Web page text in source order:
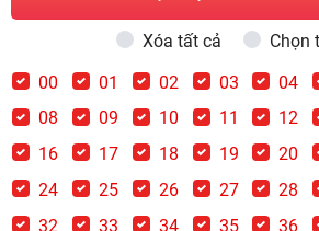
Xóa tất cả
Chọn
00
01 02 03 04
08
09 10 11 12
16
17 18 19 20
24
25 26 27 28
32
33 34 35 36